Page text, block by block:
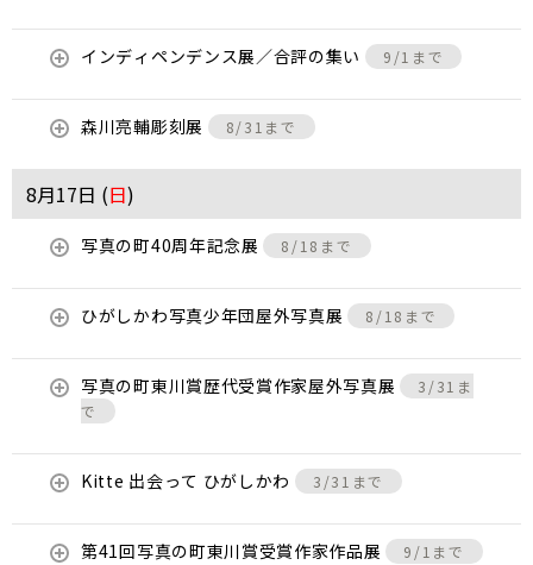
インディペンデンス展／合評の集い 9/1まで
森川亮輔彫刻展 8/31まで
8月17日 (日)
写真の町40周年記念展 8/18まで
ひがしかわ写真少年団屋外写真展 8/18まで
写真の町東川賞歴代受賞作家屋外写真展
3/31ま
で
Kitte 出会って ひがしかわ 3/31まで
第41回写真の町東川賞受賞作家作品展 9/1まで